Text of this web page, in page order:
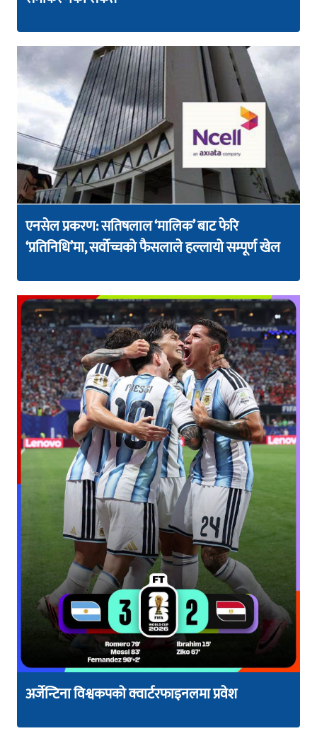
एनसेल प्रकरण: सतिषलाल ‘मालिक’ बाट फेरि
‘प्रतिनिधि’मा, सर्वोच्चको फैसलाले हल्लायो सम्पूर्ण खेल
अर्जेन्टिना विश्वकपको क्वार्टरफाइनलमा प्रवेश